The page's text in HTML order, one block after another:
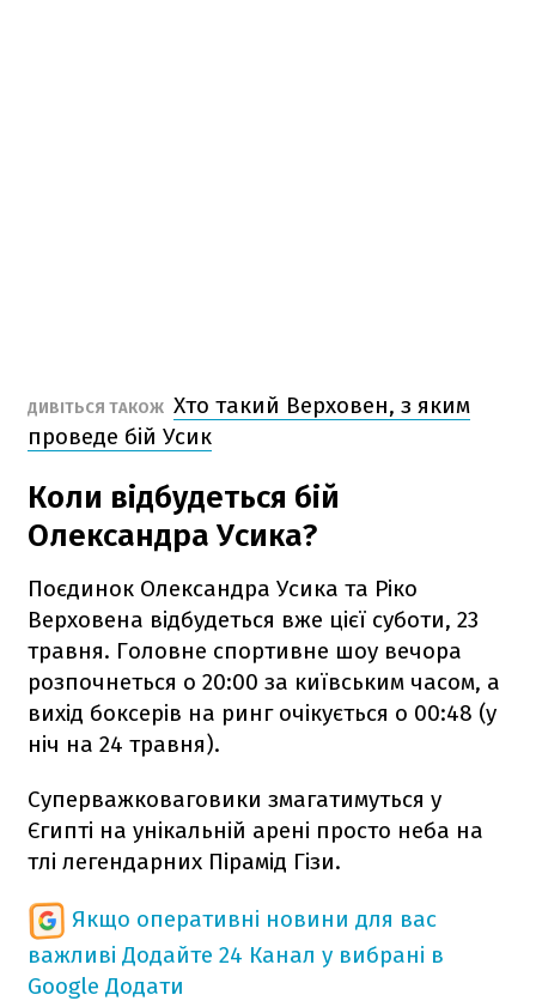
ДИВІТЬСЯ ТАКОЖ Хто такий Верховен, з яким
проведе бій Усик
Коли відбудеться бій
Олександра Усика?
Поєдинок Олександра Усика та Ріко
Верховена відбудеться вже цієї суботи, 23
травня. Головне спортивне шоу вечора
розпочнеться о 20:00 за київським часом, а
вихід боксерів на ринг очікується о 00:48 (у
ніч на 24 травня).
Суперважковаговики змагатимуться у
Єгипті на унікальній арені просто неба на
тлі легендарних Пірамід Гізи.
Якщо оперативні новини для вас
важливі Додайте 24 Канал у вибрані в
Google Додати